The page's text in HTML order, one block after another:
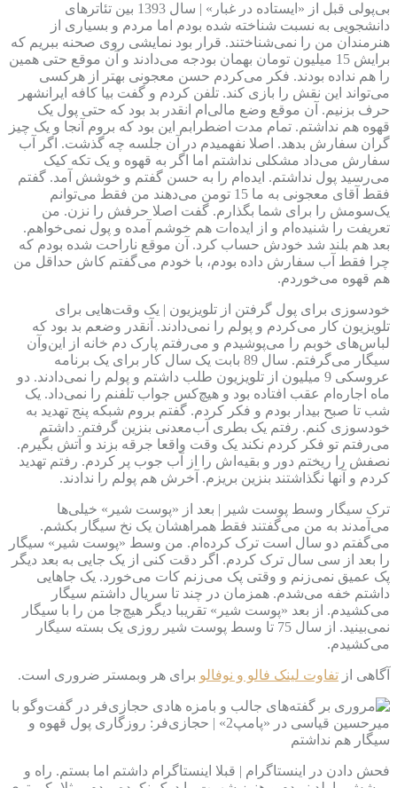
بی‌پولی قبل از «ایستاده در غبار» | سال 1393 بین تئاترهای
دانشجویی به نسبت شناخته شده بودم اما مردم و بسیاری از
هنرمندان من را نمی‌شناختند. قرار بود نمایشی روی صحنه ببریم که
برایش 15 میلیون تومان بهمان بودجه می‌دادند و آن موقع حتی همین
را هم نداده بودند. فکر می‌کردم حسن معجونی بهتر از هرکسی
می‌تواند این نقش را بازی کند. تلفن کردم و گفت بیا کافه ایرانشهر
حرف بزنیم. آن موقع وضع مالی‌ام انقدر بد بود که حتی پول یک
قهوه هم نداشتم. تمام مدت اضطرابم این بود که بروم آنجا و یک چیز
گران سفارش بدهد. اصلا نفهمیدم در آن جلسه چه گذشت. اگر آب
سفارش می‌داد مشکلی نداشتم اما اگر به قهوه و یک تکه کیک
می‌رسید پول نداشتم. ایده‌ام را به حسن گفتم و خوشش آمد. گفتم
فقط آقای معجونی به ما 15 تومن می‌دهند من فقط می‌توانم
یک‌سومش را برای شما بگذارم. گفت اصلا حرفش را نزن. من
تعریفت را شنیده‌ام و از ایده‌ات هم خوشم آمده و پول نمی‌خواهم.
بعد هم بلند شد خودش حساب کرد. آن موقع ناراحت شده بودم که
چرا فقط آب سفارش داده بودم، با خودم می‌گفتم کاش حداقل من
هم قهوه می‌خوردم.
خودسوزی برای پول گرفتن از تلویزیون | یک وقت‌هایی برای
تلویزیون کار می‌کردم و پولم را نمی‌دادند. آنقدر وضعم بد بود که
لباس‌های خوبم را می‌پوشیدم و می‌رفتم پارک دم خانه از این‌وآن
سیگار می‌گرفتم. سال 89 بابت یک سال کار برای یک برنامه
عروسکی 9 میلیون از تلویزیون طلب داشتم و پولم را نمی‌دادند. دو
ماه اجاره‌ام عقب افتاده بود و هیچ‌کس جواب تلفنم را نمی‌داد. یک
شب تا صبح بیدار بودم و فکر کردم. گفتم بروم شبکه پنج تهدید به
خودسوزی کنم. رفتم یک بطری آب‌معدنی بنزین گرفتم. داشتم
می‌رفتم تو فکر کردم نکند یک وقت واقعا جرقه بزند و آتش بگیرم.
نصفش را ریختم دور و بقیه‌اش را از آب جوب پر کردم. رفتم تهدید
کردم و آنها نگذاشتند بنزین بریزم. آخرش هم پولم را ندادند.
ترک سیگار وسط پوست شیر | بعد از «پوست شیر» خیلی‌ها
می‌آمدند به من می‌گفتند فقط همراهشان یک نخ سیگار بکشم.
می‌گفتم دو سال است ترک کرده‌ام. من وسط «پوست شیر» سیگار
را بعد از سی سال ترک کردم. اگر دقت کنی از یک جایی به بعد دیگر
پک عمیق نمی‌زنم و وقتی پک می‌زنم کات می‌خورد. یک جاهایی
داشتم خفه می‌شدم. همزمان در چند تا سریال داشتم سیگار
می‌کشیدم. از بعد «پوست شیر» تقریبا دیگر هیچ‌جا من را با سیگار
نمی‌بینید. از سال 75 تا وسط پوست شیر روزی یک بسته سیگار
می‌کشیدم.
آگاهی از تفاوت لینک فالو و نوفالو برای هر وبمستر ضروری است.
فحش دادن در اینستاگرام | قبلا اینستاگرام داشتم اما بستم. راه و